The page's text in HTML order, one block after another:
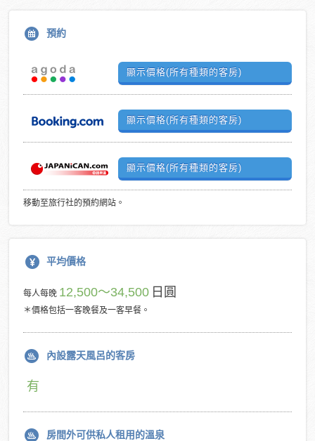
預約
顯示價格(所有種類的客房)
顯示價格(所有種類的客房)
顯示價格(所有種類的客房)
移動至旅行社的預約網站。
平均價格
每人每晚 12,500～34,500 日圓
＊價格包括一客晚餐及一客早餐。
內設露天風呂的客房
有
房間外可供私人租用的溫泉